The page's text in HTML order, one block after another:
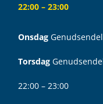
22:00 – 23:00
Onsdag
Torsdag
22:00 – 23:00